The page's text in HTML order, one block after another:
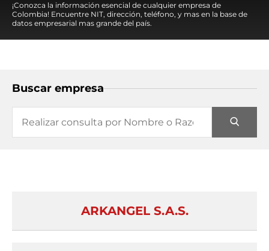
¡Conozca la información esencial de cualquier empresa de
Colombia! Encuentre NIT, dirección, teléfono, y mas en la base de
datos empresarial mas grande del país.
Buscar empresa
ARKANGEL S.A.S.